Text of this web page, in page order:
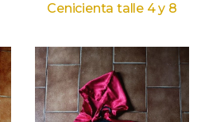
Cenicienta talle 4 y 8